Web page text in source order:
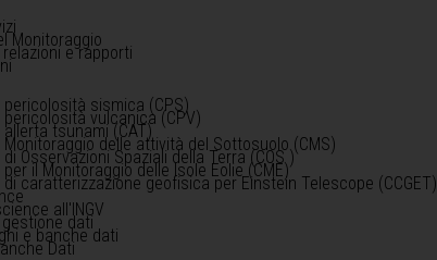
Monitoraggio
e rapporti
pericolosità sismica (CPS)
pericolosità vulcanica (CPV)
allerta tsunami (CAT)
Monitoraggio delle attività del Sottosuolo (CMS)
Osservazioni Spaziali della Terra (COS )
il Monitoraggio delle Isole Eolie (CME)
di caratterizzazione geofisica per Einstein Telescope (CCGET)
all'INGV
dati
e banche dati
Dati